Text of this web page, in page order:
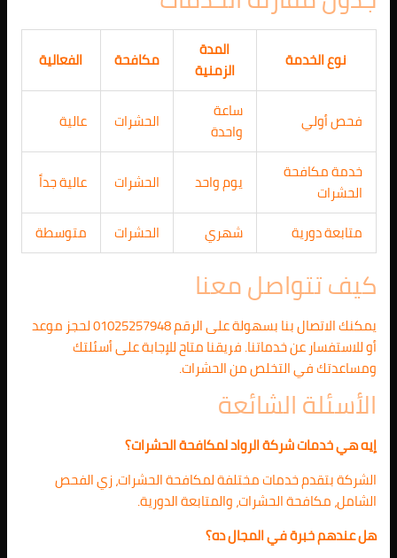
نوع الخدمة
المدة
الزمنية
مكافحة الفعالية
فحص أولي
ساعة
واحدة
الحشرات
عالية
خدمة مكافحة
الحشرات
يوم واحد الحشرات
عالية جداً
متابعة دورية
شهري الحشرات متوسطة
كيف تتواصل معنا
يمكنك الاتصال بنا بسهولة على الرقم 01025257948 لحجز موعد
أو للاستفسار عن خدماتنا. فريقنا متاح للإجابة على أسئلتك
ومساعدتك في التخلص من الحشرات.
الأسئلة الشائعة
إيه هي خدمات شركة الرواد لمكافحة الحشرات؟
الشركة بتقدم خدمات مختلفة لمكافحة الحشرات، زي الفحص
الشامل، مكافحة الحشرات، والمتابعة الدورية.
هل عندهم خبرة في المجال ده؟